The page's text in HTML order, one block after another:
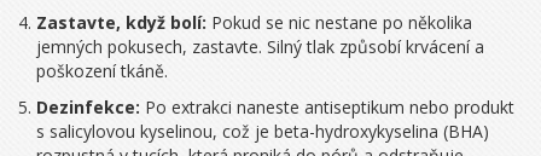
Zastavte, když bolí: Pokud se nic nestane po několika
jemných pokusech, zastavte. Silný tlak způsobí krvácení a
poškození tkáně.
Dezinfekce: Po extrakci naneste antiseptikum nebo produkt
s salicylovou kyselinou, což je beta-hydroxykyselina (BHA)